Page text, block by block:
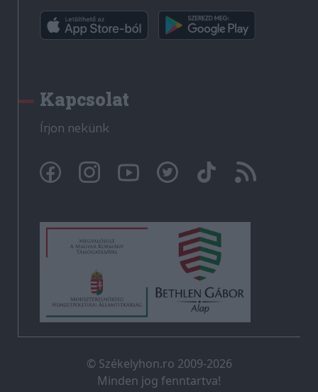
Kapcsolat
Írjon nekünk
© Székelyhon.ro 2009-2026
Minden jog fenntartva!